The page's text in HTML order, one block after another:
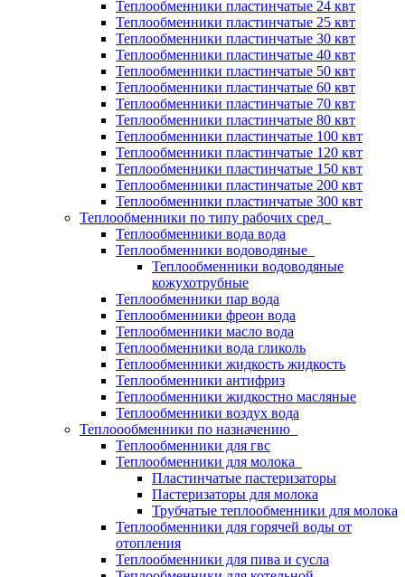
Теплообменники пластинчатые 24 квт
Теплообменники пластинчатые 25 квт
Теплообменники пластинчатые 30 квт
Теплообменники пластинчатые 40 квт
Теплообменники пластинчатые 50 квт
Теплообменники пластинчатые 60 квт
Теплообменники пластинчатые 70 квт
Теплообменники пластинчатые 80 квт
Теплообменники пластинчатые 100 квт
Теплообменники пластинчатые 120 квт
Теплообменники пластинчатые 150 квт
Теплообменники пластинчатые 200 квт
Теплообменники пластинчатые 300 квт
Теплообменники по типу рабочих сред
Теплообменники вода вода
Теплообменники водоводяные
Теплообменники водоводяные
кожухотрубные
Теплообменники пар вода
Теплообменники фреон вода
Теплообменники масло вода
Теплообменники вода гликоль
Теплообменники жидкость жидкость
Теплообменники антифриз
Теплообменники жидкостно масляные
Теплообменники воздух вода
Теплоообменники по назначению
Теплообменники для гвс
Теплообменники для молока
Пластинчатые пастеризаторы
Пастеризаторы для молока
Трубчатые теплообменники для молока
Теплообменники для горячей воды от
отопления
Теплообменники для пива и сусла